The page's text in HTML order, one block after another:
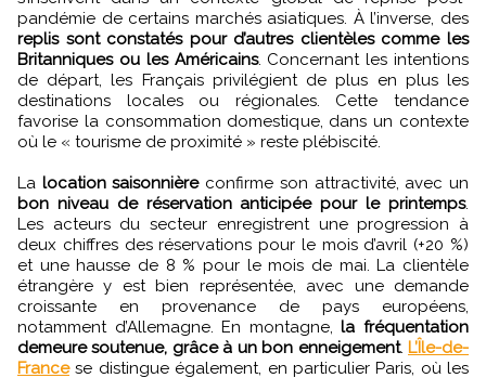
pandémie de certains marchés asiatiques. À l’inverse, des
replis sont constatés pour d’autres clientèles comme les
Britanniques ou les Américains. Concernant les intentions
de départ, les Français privilégient de plus en plus les
destinations locales ou régionales. Cette tendance
favorise la consommation domestique, dans un contexte
où le « tourisme de proximité » reste plébiscité.
La location saisonnièreconfirme son attractivité, avec un
bon niveau de réservation anticipée pour le printemps.
Les acteurs du secteur enregistrent une progression à
deux chiffres des réservations pour le mois d’avril (+20 %)
et une hausse de 8 % pour le mois de mai. La clientèle
étrangère y est bien représentée, avec une demande
croissante en provenance de pays européens,
notamment d’Allemagne. En montagne,
la fréquentation
demeure soutenue, grâce à un bon enneigement. L’Île-de-
Francese distingue également, en particulier Paris, où les